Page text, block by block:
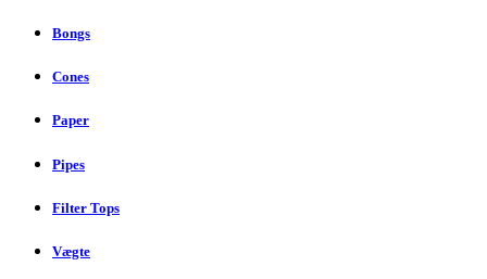
Bongs
Cones
Paper
Pipes
Filter Tops
Vægte